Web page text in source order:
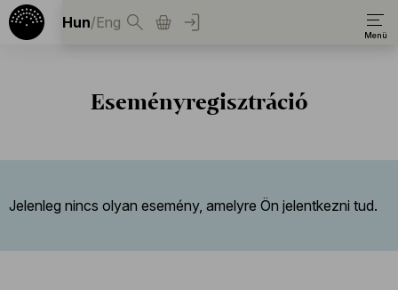
Hun/Eng
Eseményregisztráció
Jelenleg nincs olyan esemény, amelyre Ön jelentkezni tud.